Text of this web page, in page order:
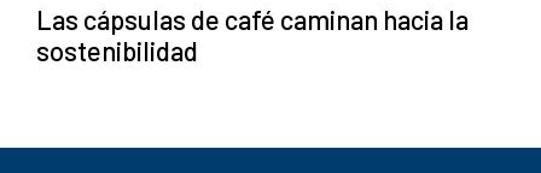
Las cápsulas de café caminan hacia la
sostenibilidad